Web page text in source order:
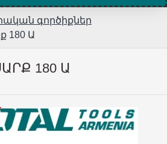
գործիքներ
180 Ա
180 Ա